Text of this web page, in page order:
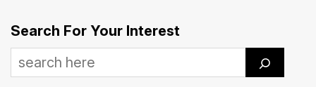
Search For Your Interest